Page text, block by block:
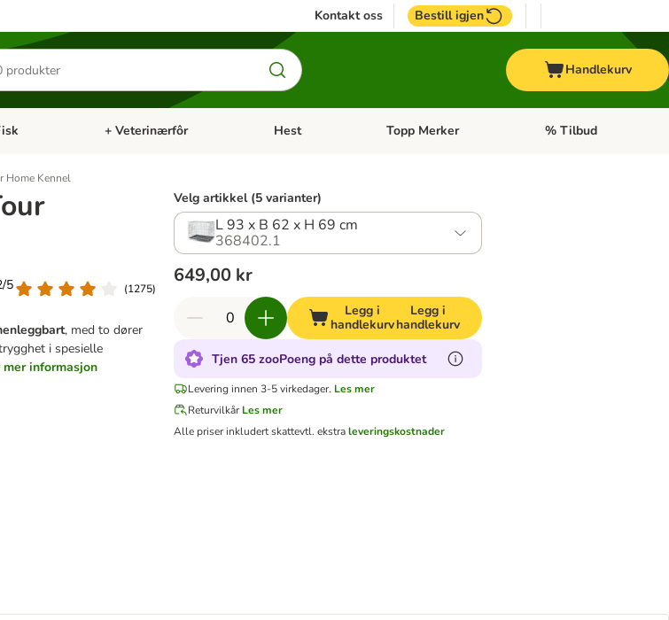
Kontakt oss Bestill igjen
Handlekurv
kjæledyr
kategorimeny: FuglÅpne kategorimeny: Fisk
+ Veterinærfôr Åpne kategorimeny: + Veterinærfôr
Hest Åpne kategorimeny: Hest
Topp Merker Åpne kategorimeny:
% Tilbud
Home Kennel
5
(1275)
, med to dører
i spesielle
mer informasjon
Velg artikkel (5 varianter)
L 93 x B 62 x H 69 cm
368402.1
649,00 kr
Legg i
handlekurv
Legg i
handlekurv
Tjen 65 zooPoeng på dette produktet
Levering innen 3-5 virkedager. Les mer
Returvilkår Les mer
Alle priser inkludert skattevtl. ekstraleveringskostnader